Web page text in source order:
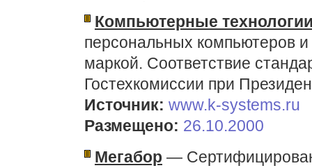
Компьютерные
персональных компьютеров
маркой. Соответствие
Гостехкомиссии при
Источник: www.k-systems.ru
Размещено: 26.10.2000
Мегабор —